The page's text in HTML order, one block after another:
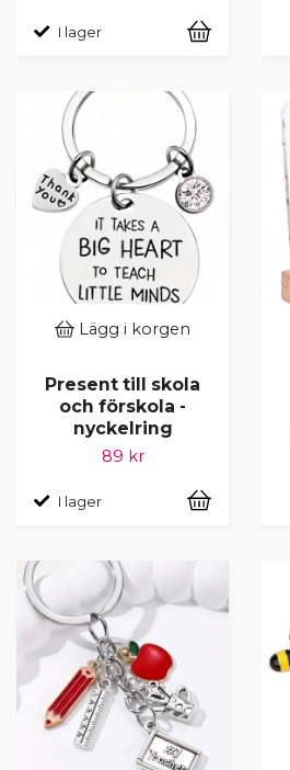
I lager
Lägg i korgen
Present till skola
och förskola -
nyckelring
89 kr
I lager